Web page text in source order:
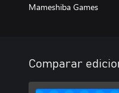
Mameshiba Games
Comparar